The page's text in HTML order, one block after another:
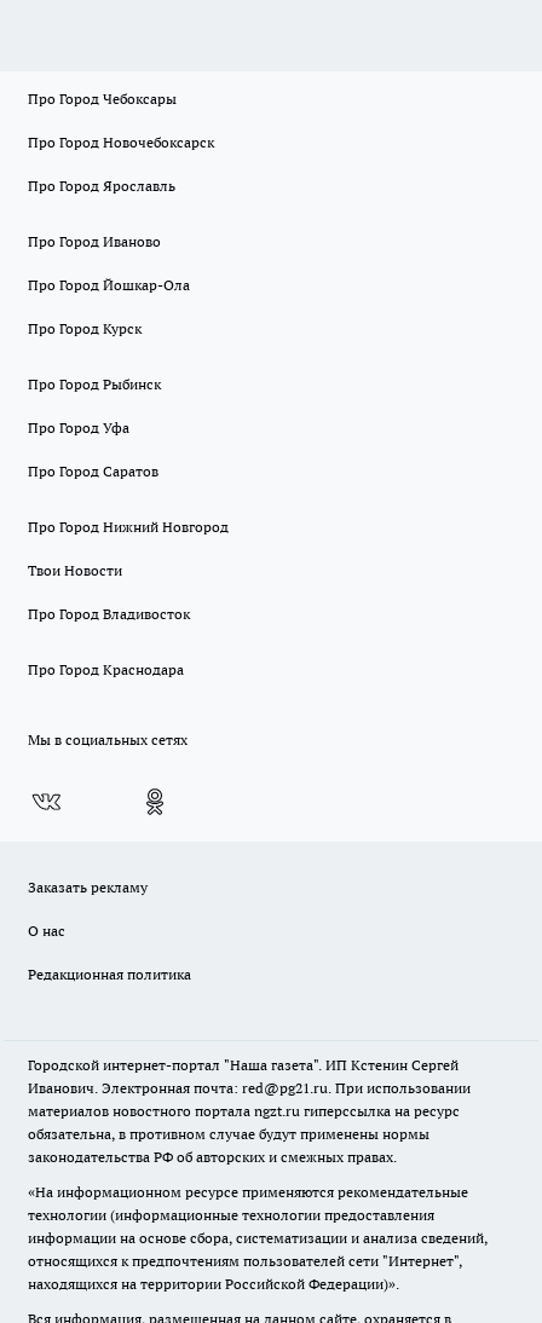
Про Город Чебоксары
Про Город Новочебоксарск
Про Город Ярославль
Про Город Иваново
Про Город Йошкар-Ола
Про Город Курск
Про Город Рыбинск
Про Город Уфа
Про Город Саратов
Про Город Нижний Новгород
Твои Новости
Про Город Владивосток
Про Город Краснодара
Мы в социальных сетях
Заказать рекламу
О нас
Редакционная политика
Городской интернет-портал "Наша газета". ИП Кстенин Сергей
Иванович. Электронная почта: red@pg21.ru. При использовании
материалов новостного портала ngzt.ru гиперссылка на ресурс
обязательна, в противном случае будут применены нормы
законодательства РФ об авторских и смежных правах.
«На информационном ресурсе применяются рекомендательные
технологии (информационные технологии предоставления
информации на основе сбора, систематизации и анализа сведений,
относящихся к предпочтениям пользователей сети "Интернет",
находящихся на территории Российской Федерации)».
Вся информация, размещенная на данном сайте, охраняется в